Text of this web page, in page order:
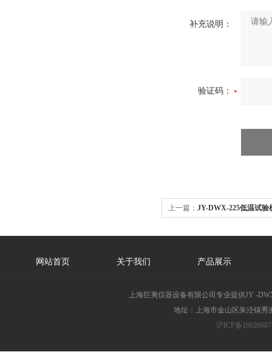
补充说明：
验证码：
上一篇： JY-DWX-225低温试验
网站首页 关于我们 产品展示
上海巨夷仪器设备有限公司专业提供JY -
地址：上海市金山区朱泾镇秀
沪ICP备